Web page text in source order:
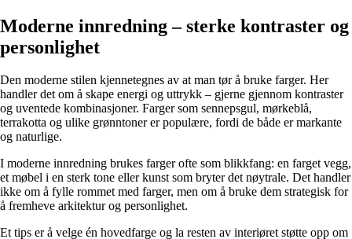
Moderne innredning – sterke kontraster og
personlighet
Den moderne stilen kjennetegnes av at man tør å bruke farger. Her
handler det om å skape energi og uttrykk – gjerne gjennom kontraster
og uventede kombinasjoner. Farger som sennepsgul, mørkeblå,
terrakotta og ulike grønntoner er populære, fordi de både er markante
og naturlige.
I moderne innredning brukes farger ofte som blikkfang: en farget vegg,
et møbel i en sterk tone eller kunst som bryter det nøytrale. Det handler
ikke om å fylle rommet med farger, men om å bruke dem strategisk for
å fremheve arkitektur og personlighet.
Et tips er å velge én hovedfarge og la resten av interiøret støtte opp om